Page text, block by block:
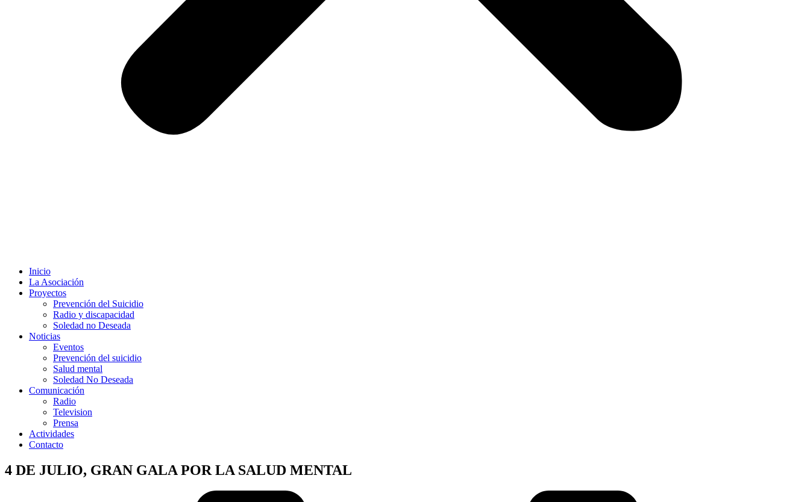
Inicio
La Asociación
Proyectos
Prevención del Suicidio
Radio y discapacidad
Soledad no Deseada
Noticias
Eventos
Prevención del suicidio
Salud mental
Soledad No Deseada
Comunicación
Radio
Television
Prensa
Actividades
Contacto
4 DE JULIO, GRAN GALA POR LA SALUD MENTAL